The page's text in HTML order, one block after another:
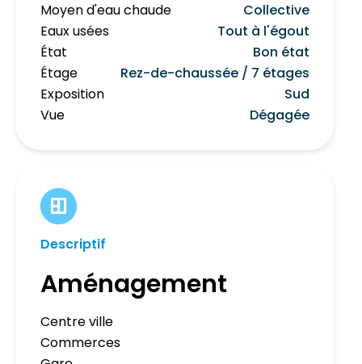
Moyen d'eau chaude
Collective
Eaux usées
Tout à l'égout
État
Bon état
Étage
Rez-de-chaussée / 7 étages
Exposition
Sud
Vue
Dégagée
Descriptif
Aménagement
Centre ville
Commerces